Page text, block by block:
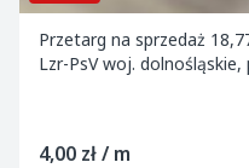
Przetarg na sprzedaż
Lzr-PsV woj.
4,00 zł / m